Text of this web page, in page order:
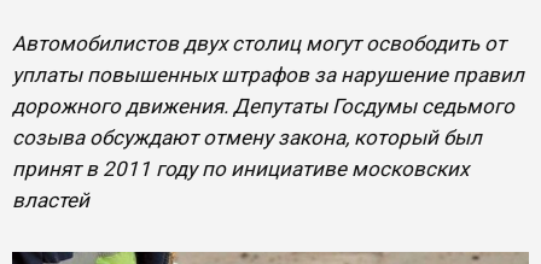
Автомобилистов двух столиц могут освободить от
уплаты повышенных штрафов за нарушение правил
дорожного движения. Депутаты Госдумы седьмого
созыва обсуждают отмену закона, который был
принят в 2011 году по инициативе московских
властей